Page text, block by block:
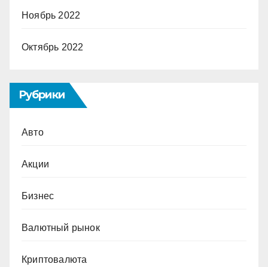
Ноябрь 2022
Октябрь 2022
Рубрики
Авто
Акции
Бизнес
Валютный рынок
Криптовалюта